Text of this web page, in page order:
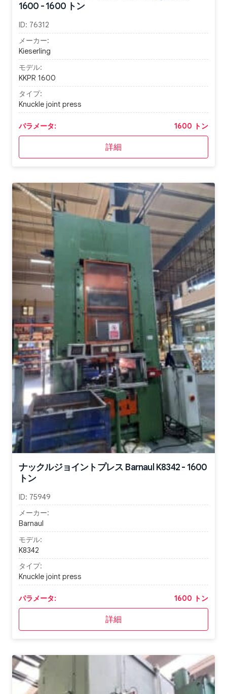
1600 - 1600 トン
ID: 76312
メーカー:
Kieserling
モデル:
KKPR 1600
タイプ:
Knuckle joint press
パラメータ: 1600 トン
詳細
ナックルジョイントプレス Barnaul K8342 - 1600
トン
ID: 75949
メーカー:
Barnaul
モデル:
K8342
タイプ:
Knuckle joint press
パラメータ: 1600 トン
詳細